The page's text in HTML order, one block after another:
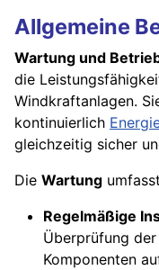
Allgemeine
Wartung und
die
Windkraftanlagen.
kontinuierlich
gleichzeitig sicher
Die Wartung
Regelmäßige
Überprüfung
Komponenten